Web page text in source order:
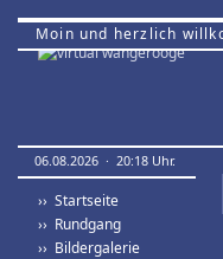
Moin und herzlich
06.08.2026 · 20:18 Uhr.
›› Startseite
›› Rundgang
›› Bildergalerie